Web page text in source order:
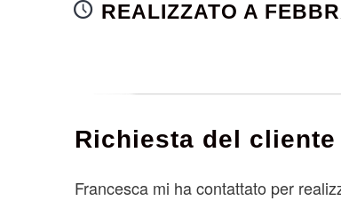
REALIZZATO A
Richiesta del cliente
Francesca mi ha contattato per